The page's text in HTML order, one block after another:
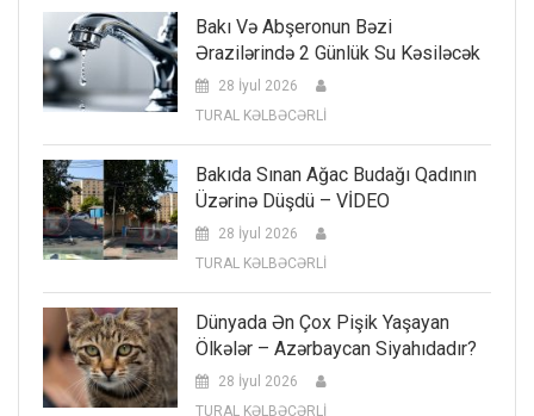
Bakı Və Abşeronun Bəzi
Ərazilərində 2 Günlük Su Kəsiləcək
28 İyul 2026
TURAL KƏLBƏCƏRLİ
Bakıda Sınan Ağac Budağı Qadının
Üzərinə Düşdü – VİDEO
28 İyul 2026
TURAL KƏLBƏCƏRLİ
Dünyada Ən Çox Pişik Yaşayan
Ölkələr – Azərbaycan Siyahıdadır?
28 İyul 2026
TURAL KƏLBƏCƏRLİ